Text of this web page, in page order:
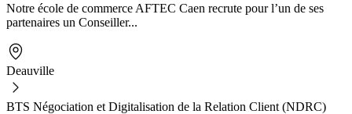
Notre école de commerce AFTEC Caen recrute pour l’un de ses
partenaires un Conseiller...
Deauville
BTS Négociation et Digitalisation de la Relation Client (NDRC)